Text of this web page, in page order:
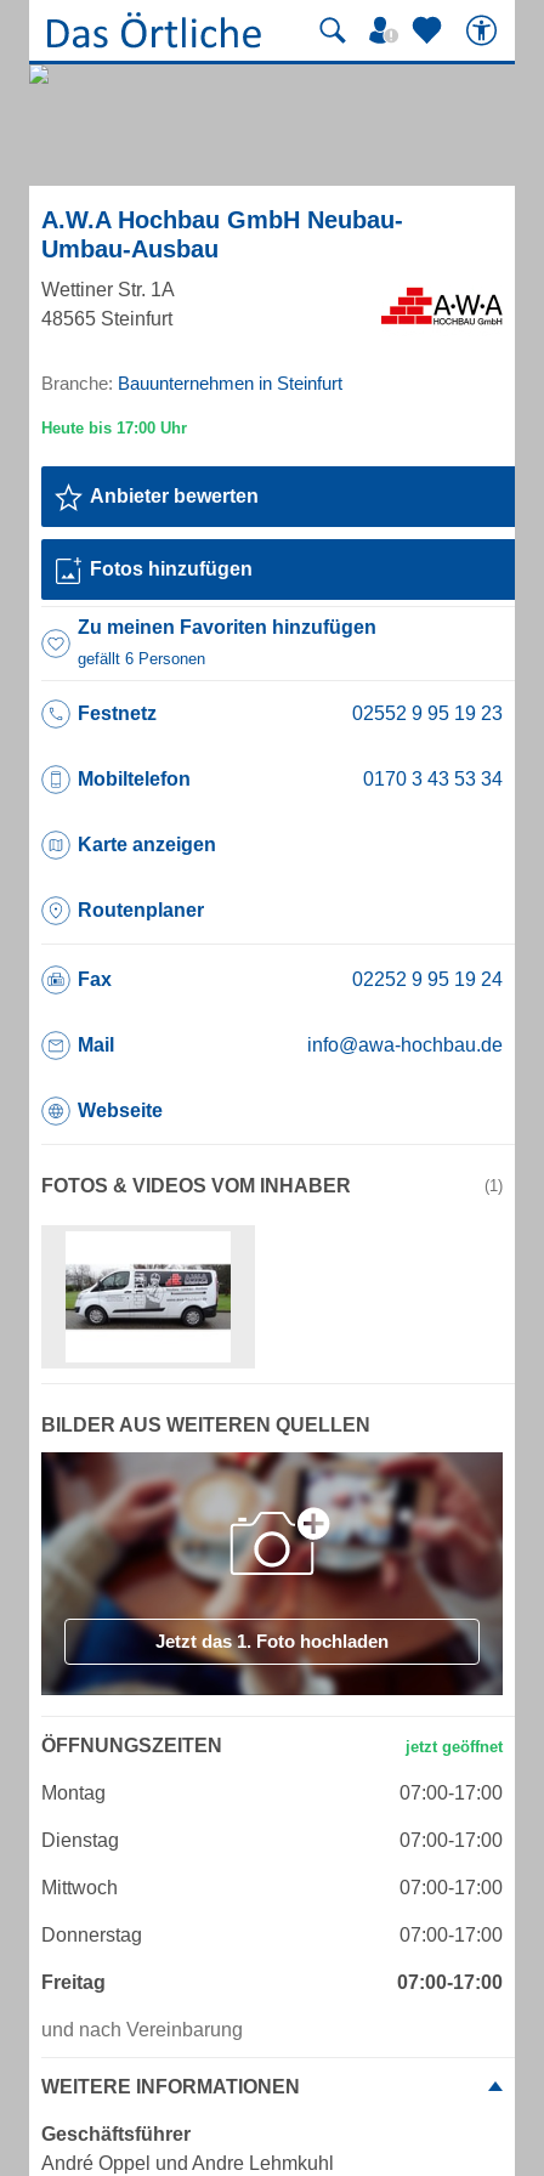
A.W.A Hochbau GmbH Neubau-
Umbau-Ausbau
Wettiner Str. 1A
48565 Steinfurt
Branche: Bauunternehmen in Steinfurt
Anbieter bewerten
Fotos hinzufügen
Zu meinen Favoriten hinzufügen
gefällt 6 Personen
Festnetz
Mobiltelefon
Karte anzeigen
Routenplaner
Fax
Mail info@awa-hochbau.de
Webseite
FOTOS & VIDEOS VOM INHABER (1)
BILDER AUS WEITEREN QUELLEN
Jetzt das 1. Foto hochladen
ÖFFNUNGSZEITEN
Montag 07:00-17:00
Dienstag 07:00-17:00
Mittwoch 07:00-17:00
Donnerstag 07:00-17:00
Freitag 07:00-17:00
und nach Vereinbarung
WEITERE INFORMATIONEN
Geschäftsführer
André Oppel und Andre Lehmkuhl